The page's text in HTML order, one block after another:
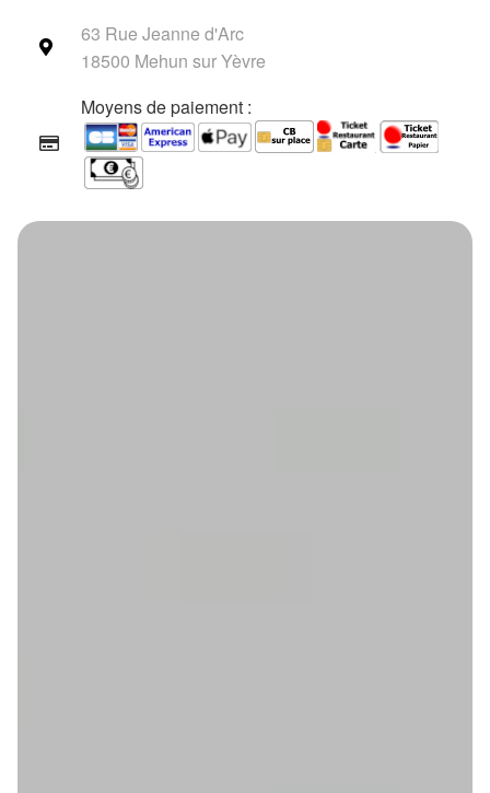
63 Rue Jeanne d'Arc
18500 Mehun sur Yèvre
Moyens de paiement :